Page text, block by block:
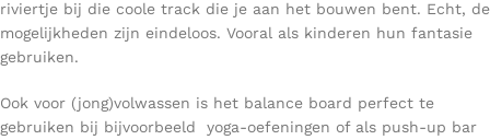
riviertje bij die coole track die je aan het bouwen bent. Echt, de
mogelijkheden zijn eindeloos. Vooral als kinderen hun fantasie
gebruiken.
Ook voor (jong)volwassen is het balance board perfect te
gebruiken bij bijvoorbeeld yoga-oefeningen of als push-up bar